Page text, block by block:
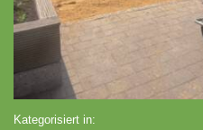
Kategorisiert in: